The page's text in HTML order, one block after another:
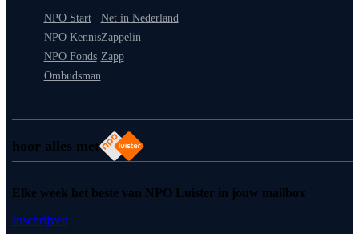
hoor alles met
NPO Start
NPO Kennis
NPO Fonds
Ombudsman
Net in Nederland
Zappelin
Zapp
Elke week het beste van NPO Luister in jouw mailbox
Inschrijven